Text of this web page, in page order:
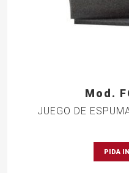
Mod.
JUEGO DE
PIDA